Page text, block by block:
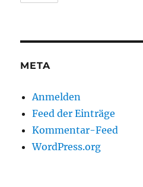
META
Anmelden
Feed der Einträge
Kommentar-Feed
WordPress.org